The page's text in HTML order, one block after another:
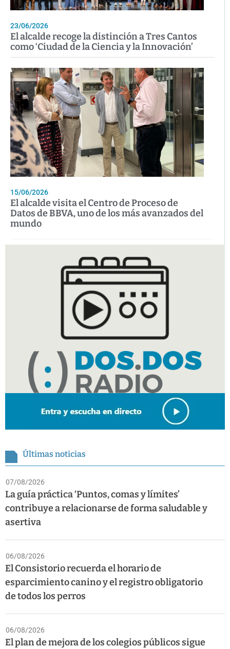
23/06/2026
El alcalde recoge la distinción a Tres Cantos
como ‘Ciudad de la Ciencia y la Innovación’
15/06/2026
El alcalde visita el Centro de Proceso de
Datos de BBVA, uno de los más avanzados del
mundo
Últimas noticias
07/08/2026
La guía práctica ‘Puntos, comas y límites’
contribuye a relacionarse de forma saludable y
asertiva
06/08/2026
El Consistorio recuerda el horario de
esparcimiento canino y el registro obligatorio
de todos los perros
06/08/2026
El plan de mejora de los colegios públicos sigue